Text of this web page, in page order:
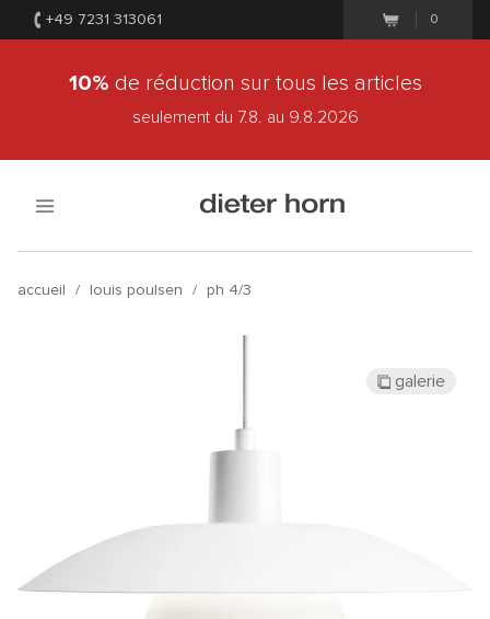
+49 7231 313061 0
10% de réduction sur tous les articles
seulement du 7.8. au 9.8.2026
accueil / louis poulsen / ph 4/3
galerie